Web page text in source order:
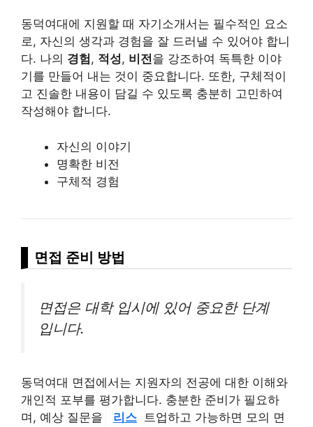
동덕여대에 지원할 때 자기소개서는 필수적인 요소
로, 자신의 생각과 경험을 잘 드러낼 수 있어야 합니
다. 나의 경험, 적성, 비전을 강조하여 독특한 이야
기를 만들어 내는 것이 중요합니다. 또한, 구체적이
고 진솔한 내용이 담길 수 있도록 충분히 고민하여
작성해야 합니다.
자신의 이야기
명확한 비전
구체적 경험
면접 준비 방법
면접은 대학 입시에 있어 중요한 단계
입니다.
동덕여대 면접에서는 지원자의 전공에 대한 이해와
개인적 포부를 평가합니다. 충분한 준비가 필요하
며, 예상 질문을
리스 트업하고 가능하면 모의 면